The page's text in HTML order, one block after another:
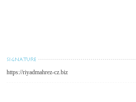
https://riyadmahrez-cz.biz